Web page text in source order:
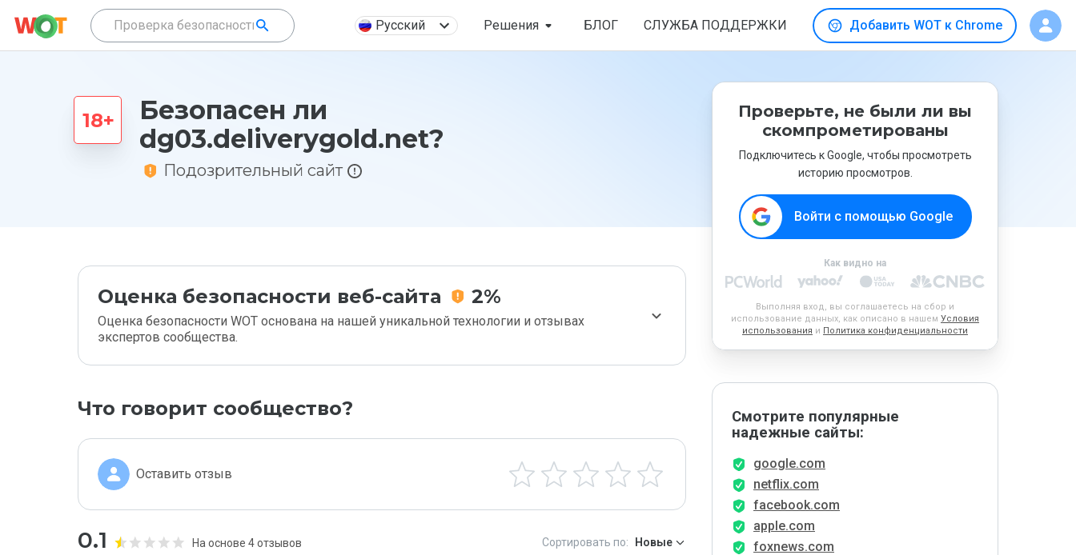
Русский Решения БЛОГ СЛУЖБА ПОДДЕРЖКИ Добавить WOT к Chrome
Безопасен ли
dg03.deliverygold.net?
Подозрительный сайт
Оценка безопасности веб-сайта 2%
Оценка безопасности WOT основана на нашей уникальной технологии и отзывах
экспертов сообщества.
Что говорит сообщество?
Оставить отзыв
0.1 На основе 4 отзывов Сортировать по: Новые
Проверьте, не были ли вы
скомпрометированы
Подключитесь к Google, чтобы просмотреть
историю просмотров.
Войти с помощью Google
Как видно на
Выполняя вход, вы соглашаетесь на сбор и
использование данных, как описано в нашем Условия
использования и Политика конфиденциальности
Смотрите популярные
надежные сайты:
google.com
netflix.com
facebook.com
apple.com
foxnews.com